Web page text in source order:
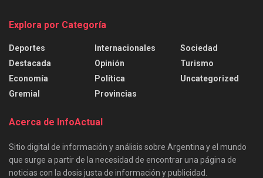
Explora por Categoría
Deportes
Destacada
Economía
Gremial
Internacionales
Opinión
Política
Provincias
Sociedad
Turismo
Uncategorized
Acerca de InfoActual
Sitio digital de información y análisis sobre Argentina y el mundo
que surge a partir de la necesidad de encontrar una página de
noticias con la dosis justa de información y publicidad.